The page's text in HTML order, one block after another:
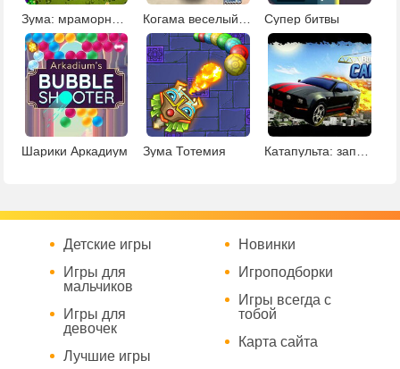
Супер битвы
Шарики Аркадиум Зума Тотемия
Детские игры
Игры для
мальчиков
Игры для
девочек
Лучшие игры
Новинки
Игроподборки
Игры всегда с
тобой
Карта сайта